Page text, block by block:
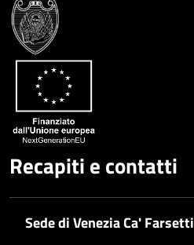
Recapiti e contatti
Sede di Venezia Ca' Farsetti